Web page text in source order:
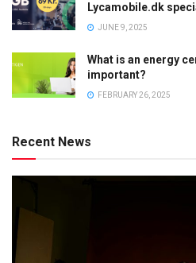
Lycamobile.dk
JUNE 9, 2025
What is an energy
important?
FEBRUARY 26, 2025
Recent News